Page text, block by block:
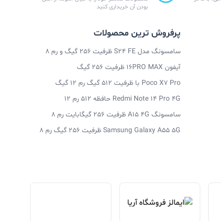
بودن آن خریداری کنید
پرفروش ترین محصولات
سامسونگ مدل S24 FE ظرفیت 256 گیگ و رم 8
آیفون 16PRO MAX ظرفیت 256 گیگ
Poco X7 Pro با ظرفیت 512 گیگ رم 12 گیگ
Redmi Note 14 Pro 4G حافظه 512 رم 12
سامسونگ A15 4G ظرفیت 256 گیگابایت رم 8
Samsung Galaxy A55 5G ظرفیت 256 گیگ رم 8